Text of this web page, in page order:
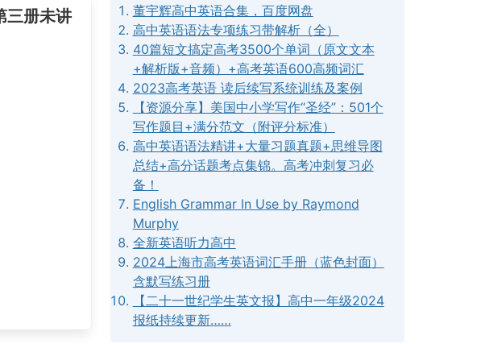
三册未讲
董宇辉高中英语合集，百度网盘
高中英语语法专项练习带解析（全）
40篇短文搞定高考3500个单词（原文文本
+解析版+音频）+高考英语600高频词汇
2023高考英语 读后续写系统训练及案例
【资源分享】美国中小学写作“圣经”：501个
写作题目+满分范文（附评分标准）
高中英语语法精讲+大量习题真题+思维导图
总结+高分话题考点集锦。高考冲刺复习必
备！
English Grammar In Use by Raymond
Murphy
全新英语听力高中
2024上海市高考英语词汇手册（蓝色封面）
含默写练习册
【二十一世纪学生英文报】高中一年级2024
报纸持续更新……